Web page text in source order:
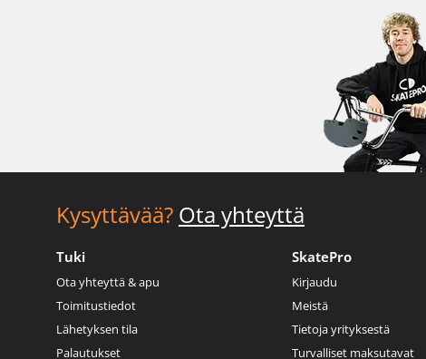
Kysyttävää? Ota yhteyttä
Tuki
Ota yhteyttä & apu
Toimitustiedot
Lähetyksen tila
Palautukset
SkatePro
Kirjaudu
Meistä
Tietoja yrityksestä
Turvalliset maksutavat